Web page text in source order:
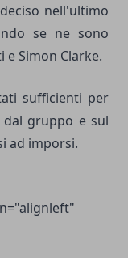
nell'ultimo
se ne sono
Simon Clarke.
sufficienti per
gruppo e sul
ad imporsi.